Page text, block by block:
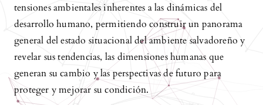
tensiones ambientales inherentes a las dinámicas del
desarrollo humano, permitiendo construir un panorama
general del estado situacional del ambiente salvadoreño y
revelar sus tendencias, las dimensiones humanas que
generan su cambio y las perspectivas de futuro para
proteger y mejorar su condición.